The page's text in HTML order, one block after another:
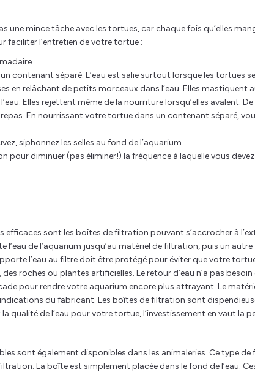
une mince tâche avec les tortues, car chaque fois qu’elles
faciliter l’entretien de votre tortue :
contenant séparé. L’eau est salie surtout lorsque les tortues
en relâchant de petits morceaux dans l’eau. Elles mastiquent
Elles rejettent même de la nourriture lorsqu’elles avalent.
En nourrissant votre tortue dans un contenant séparé,
siphonnez les selles au fond de l’aquarium.
pour diminuer (pas éliminer!) la fréquence à laquelle vous
efficaces sont les boîtes de filtration pouvant s’accrocher à
de l’aquarium jusqu’au matériel de filtration, puis un
l’eau au filtre doit être protégé pour éviter que votre
roches ou plantes artificielles. Le retour d’eau n’a pas besoin
pour rendre votre aquarium encore plus attrayant. Le
du fabricant. Les boîtes de filtration sont
qualité de l’eau pour votre tortue, l’investissement en vaut la
sont également disponibles dans les animaleries. Ce type de
La boîte est simplement placée dans le fond de l’eau.